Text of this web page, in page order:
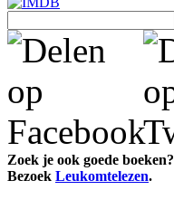
Zoek je ook goede boeken?
Bezoek Leukomtelezen.